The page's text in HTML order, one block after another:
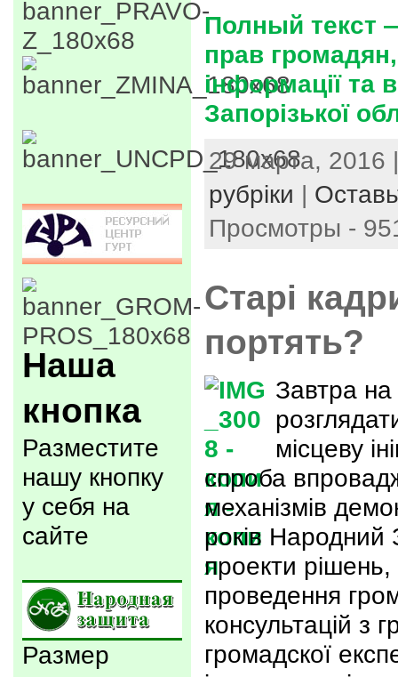
Наша
кнопка
Разместите
нашу кнопку
у себя на
сайте
Размер
Полный текст
прав
інформації та
Запорізької
29 марта, 2016
рубріки |
Просмотры -
Старі
портять?
Завтра на
місцеву
спроба
механізмів
років Народний
проекти
проведення
консультацій з
громадскої